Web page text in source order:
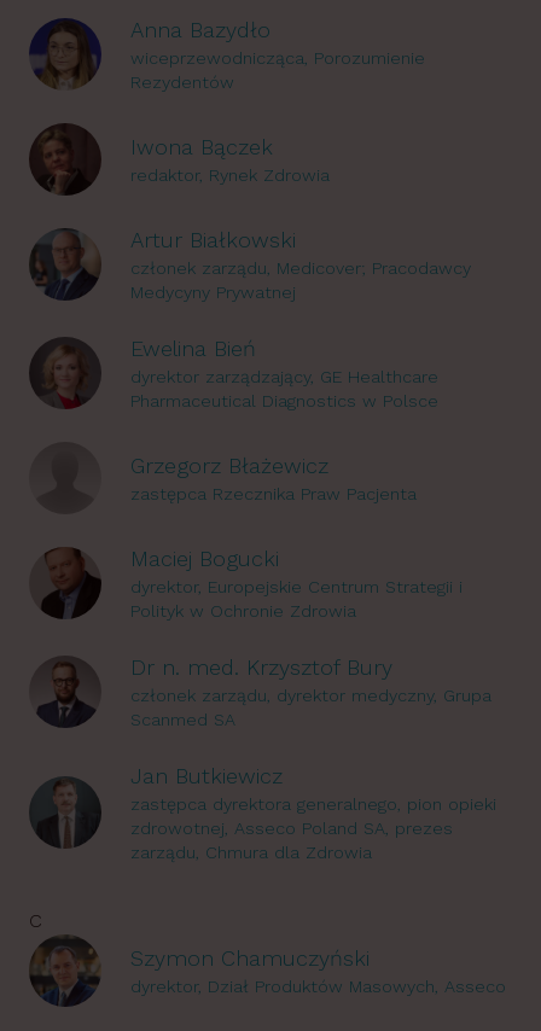
Anna Bazydło
wiceprzewodnicząca, Porozumienie
Rezydentów
Iwona Bączek
redaktor, Rynek Zdrowia
Artur Białkowski
członek zarządu, Medicover; Pracodawcy
Medycyny Prywatnej
Ewelina Bień
dyrektor zarządzający, GE Healthcare
Pharmaceutical Diagnostics w Polsce
Grzegorz Błażewicz
zastępca Rzecznika Praw Pacjenta
Maciej Bogucki
dyrektor, Europejskie Centrum Strategii i
Polityk w Ochronie Zdrowia
Dr n. med. Krzysztof Bury
członek zarządu, dyrektor medyczny, Grupa
Scanmed SA
Jan Butkiewicz
zastępca dyrektora generalnego, pion opieki
zdrowotnej, Asseco Poland SA, prezes
zarządu, Chmura dla Zdrowia
C
Szymon Chamuczyński
dyrektor, Dział Produktów Masowych, Asseco